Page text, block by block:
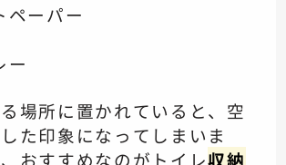
ペーパー
ー
場所に置かれていると、空
た印象になってしまいま
おすすめなのがトイレ収納